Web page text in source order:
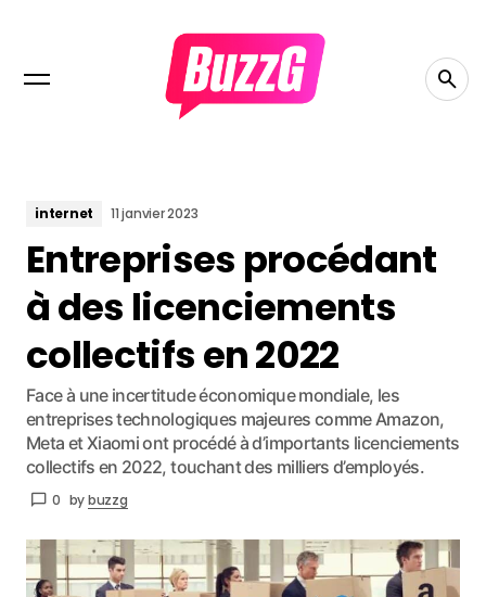
internet 11 janvier 2023
Entreprises procédant
à des licenciements
collectifs en 2022
Face à une incertitude économique mondiale, les
entreprises technologiques majeures comme Amazon,
Meta et Xiaomi ont procédé à d’importants licenciements
collectifs en 2022, touchant des milliers d’employés.
0 bybuzzg